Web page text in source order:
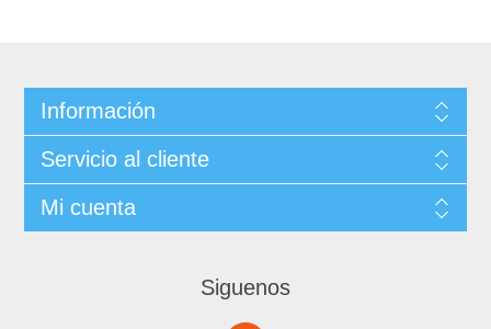
Información
Servicio al cliente
Mi cuenta
Siguenos